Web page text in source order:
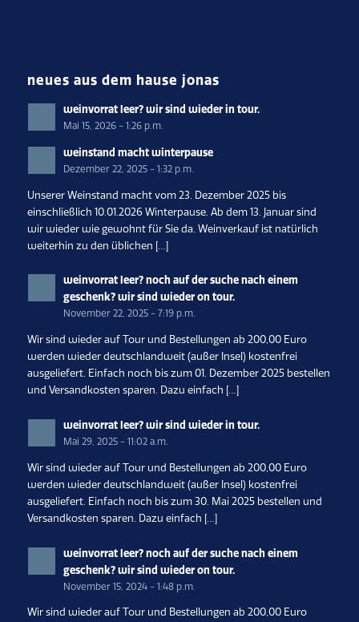
neues aus dem hause jonas
weinvorrat leer? wir sind wieder in tour.
Mai 15, 2026 - 1:26 p.m.
weinstand macht winterpause
Dezember 22, 2025 - 1:32 p.m.
Unserer Weinstand macht vom 23. Dezember 2025 bis
einschließlich 10.01.2026 Winterpause. Ab dem 13. Januar sind
wir wieder wie gewohnt für Sie da. Weinverkauf ist natürlich
weiterhin zu den üblichen […]
weinvorrat leer? noch auf der suche nach einem
geschenk? wir sind wieder on tour.
November 22, 2025 - 7:19 p.m.
Wir sind wieder auf Tour und Bestellungen ab 200,00 Euro
werden wieder deutschlandweit (außer Insel) kostenfrei
ausgeliefert. Einfach noch bis zum 01. Dezember 2025 bestellen
und Versandkosten sparen. Dazu einfach […]
weinvorrat leer? wir sind wieder in tour.
Mai 29, 2025 - 11:02 a.m.
Wir sind wieder auf Tour und Bestellungen ab 200,00 Euro
werden wieder deutschlandweit (außer Insel) kostenfrei
ausgeliefert. Einfach noch bis zum 30. Mai 2025 bestellen und
Versandkosten sparen. Dazu einfach […]
weinvorrat leer? noch auf der suche nach einem
geschenk? wir sind wieder on tour.
November 15, 2024 - 1:48 p.m.
Wir sind wieder auf Tour und Bestellungen ab 200,00 Euro